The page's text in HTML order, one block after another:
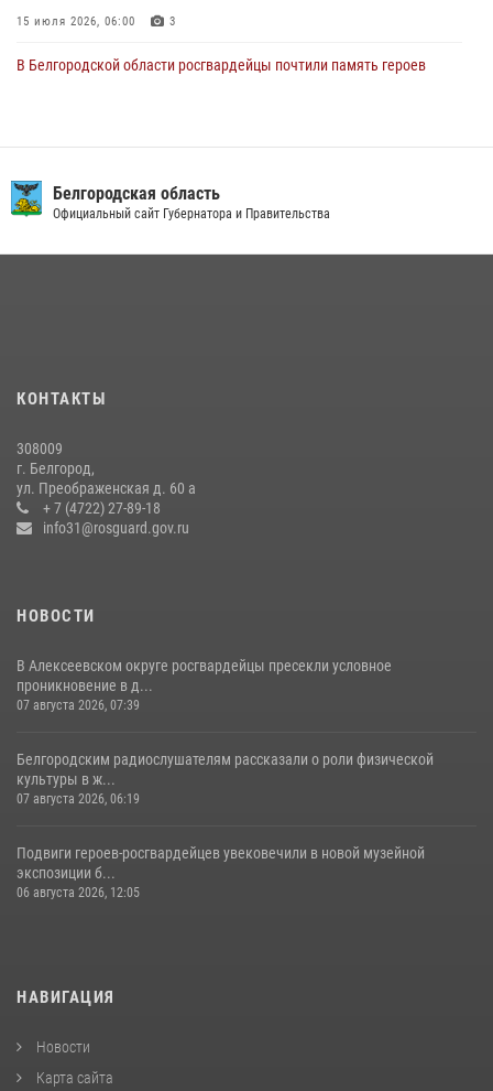
15 июля 2026, 06:00 3
В Белгородской области росгвардейцы почтили память героев
беседу по профилактике аварийности
09 июля 2026, 10:07
Белгородский росгвардеец стал победителем юбилейного
чемпионата войск национальной гвардии Российской Федерации по
боксу
07 июля 2026, 16:59
Белгородская область
Официальный сайт Губернатора и Правительства
КОНТАКТЫ
308009
г. Белгород,
ул. Преображенская д. 60 а
+ 7 (4722) 27-89-18
info31@rosguard.gov.ru
НОВОСТИ
В Алексеевском округе росгвардейцы пресекли условное
проникновение в д...
07 августа 2026, 07:39
Белгородским радиослушателям рассказали о роли физической
культуры в ж...
07 августа 2026, 06:19
Подвиги героев‑росгвардейцев увековечили в новой музейной
экспозиции б...
06 августа 2026, 12:05
НАВИГАЦИЯ
Новости
Карта сайта